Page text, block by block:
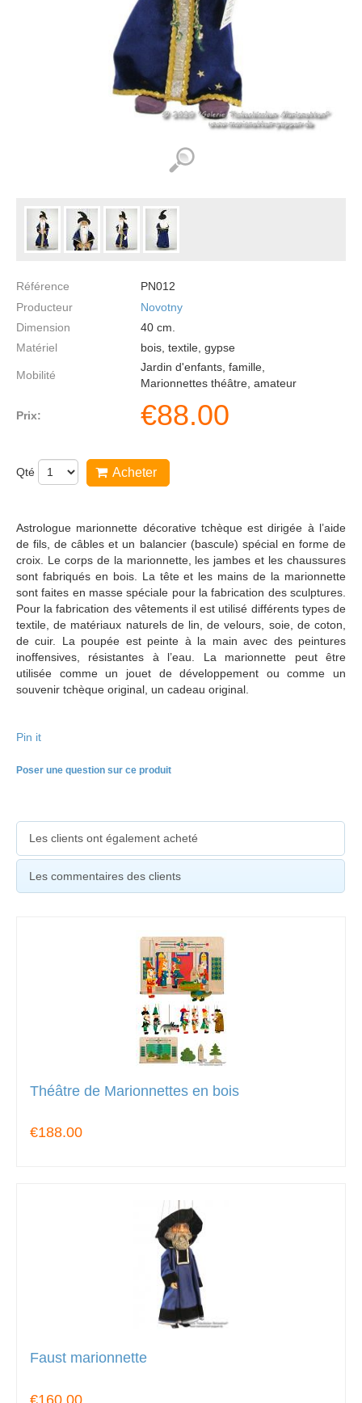
Référence
PN012
Producteur
Novotny
Dimension
40 cm.
Matériel
bois, textile, gypse
Mobilité
Jardin d'enfants, famille,
Marionnettes théâtre, amateur
Prix: €88.00
Qté Acheter
Astrologue marionnette décorative tchèque est dirigée à l’aide
de fils, de câbles et un balancier (bascule) spécial en forme de
croix. Le corps de la marionnette, les jambes et les chaussures
sont fabriqués en bois. La tête et les mains de la marionnette
sont faites en masse spéciale pour la fabrication des sculptures.
Pour la fabrication des vêtements il est utilisé différents types de
textile, de matériaux naturels de lin, de velours, soie, de coton,
de cuir. La poupée est peinte à la main avec des peintures
inoffensives, résistantes à l’eau. La marionnette peut être
utilisée comme un jouet de développement ou comme un
souvenir tchèque original, un cadeau original.
Pin it
Poser une question sur ce produit
Les clients ont également acheté
Les commentaires des clients
Théâtre de Marionnettes en bois
€188.00
Faust marionnette
€160.00